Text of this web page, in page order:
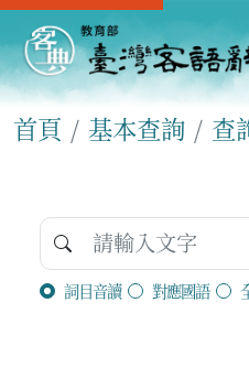
首頁 基本查詢 查
詞目音讀 對應國語